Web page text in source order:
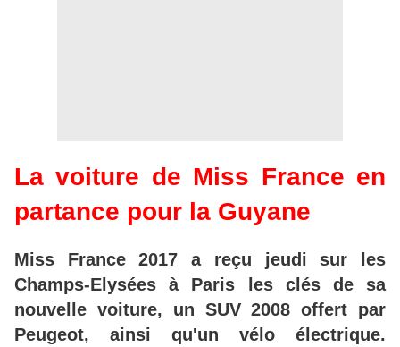
La voiture de Miss France en
partance pour la Guyane
Miss France 2017 a reçu jeudi sur les
Champs-Elysées à Paris les clés de sa
nouvelle voiture, un SUV 2008 offert par
Peugeot, ainsi qu'un vélo électrique.